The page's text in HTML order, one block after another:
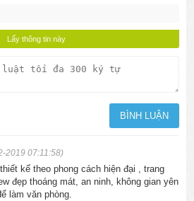
2019 07:11:58)
kế theo phong cách hiện đại , trang
đẹp thoáng mát, an ninh, không gian yên
làm văn phòng.